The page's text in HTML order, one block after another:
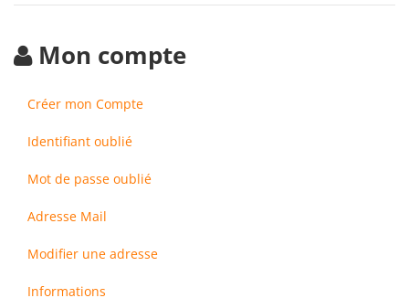
Mon compte
Créer mon Compte
Identifiant oublié
Mot de passe oublié
Adresse Mail
Modifier une adresse
Informations